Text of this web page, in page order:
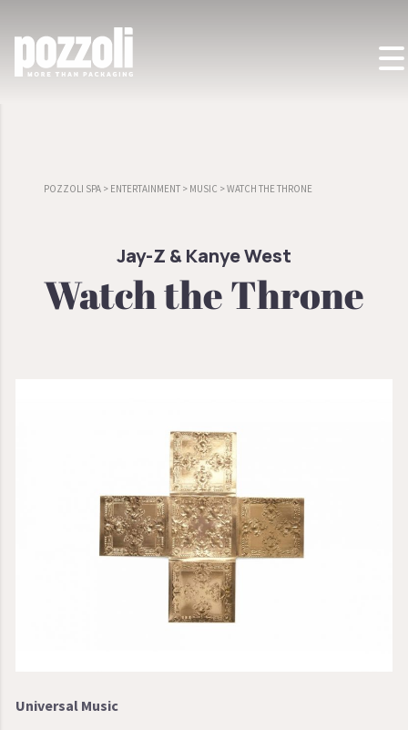
POZZOLI SPA > ENTERTAINMENT > MUSIC >WATCH THE THRONE
Jay-Z & Kanye West
Watch the Throne
Universal Music